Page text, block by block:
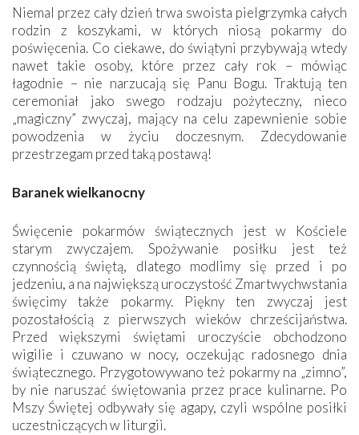
Niemal przez cały dzień trwa swoista pielgrzymka całych
rodzin z koszykami, w których niosą pokarmy do
poświęcenia. Co ciekawe, do świątyni przybywają wtedy
nawet takie osoby, które przez cały rok – mówiąc
łagodnie – nie narzucają się Panu Bogu. Traktują ten
ceremoniał jako swego rodzaju pożyteczny, nieco
„magiczny” zwyczaj, mający na celu zapewnienie sobie
powodzenia w życiu doczesnym. Zdecydowanie
przestrzegam przed taką postawą!
Baranek wielkanocny
Święcenie pokarmów świątecznych jest w Kościele
starym zwyczajem. Spożywanie posiłku jest też
czynnością świętą, dlatego modlimy się przed i po
jedzeniu, a na największą uroczystość Zmartwychwstania
święcimy także pokarmy. Piękny ten zwyczaj jest
pozostałością z ­pierwszych ­wieków chrześcijaństwa.
Przed większymi świętami uroczyście obchodzono
wigilie i czuwano w nocy, oczekując radosnego dnia
świątecznego. Przygotowywano też pokarmy na „zimno”,
by nie naruszać świętowania przez prace kulinarne. Po
Mszy Świętej odbywały się agapy, czyli wspólne posiłki
uczestniczących w liturgii.